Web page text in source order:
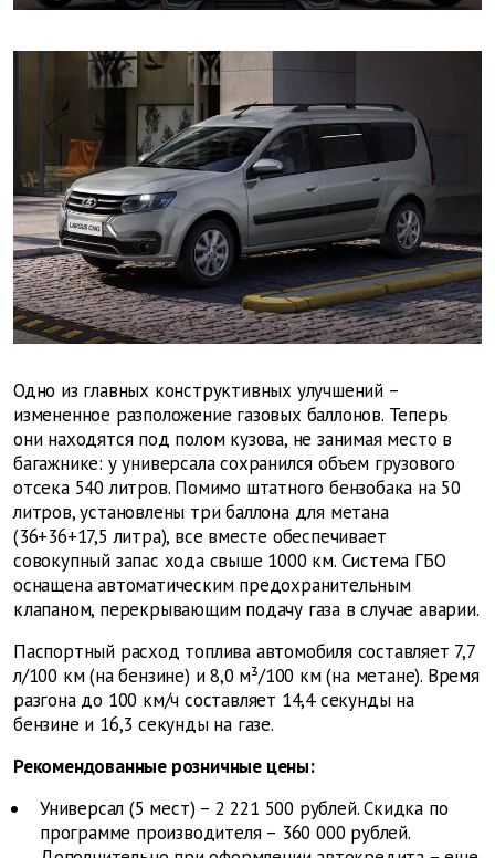
Одно из главных конструктивных улучшений –
измененное разположение газовых баллонов. Теперь
они находятся под полом кузова, не занимая место в
багажнике: у универсала сохранился объем грузового
отсека 540 литров. Помимо штатного бензобака на 50
литров, установлены три баллона для метана
(36+36+17,5 литра), все вместе обеспечивает
совокупный запас хода свыше 1000 км. Система ГБО
оснащена автоматическим предохранительным
клапаном, перекрывающим подачу газа в случае аварии.
Паспортный расход топлива автомобиля составляет 7,7
л/100 км (на бензине) и 8,0 м³/100 км (на метане). Время
разгона до 100 км/ч составляет 14,4 секунды на
бензине и 16,3 секунды на газе.
Рекомендованные розничные цены:
Универсал (5 мест) – 2 221 500 рублей. Скидка по
программе производителя – 360 000 рублей.